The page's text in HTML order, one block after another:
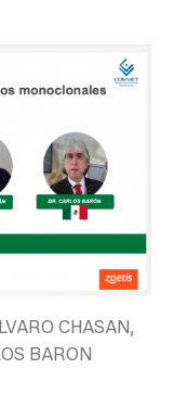
CHASAN,
BARON